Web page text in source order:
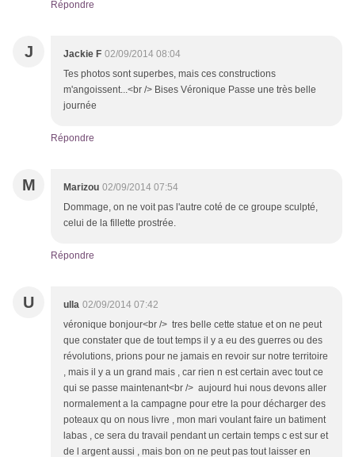
Répondre
J Jackie F 02/09/2014 08:04
Tes photos sont superbes, mais ces constructions
m'angoissent...<br /> Bises Véronique Passe une très belle
journée
Répondre
M Marizou 02/09/2014 07:54
Dommage, on ne voit pas l'autre coté de ce groupe sculpté,
celui de la fillette prostrée.
Répondre
U ulla 02/09/2014 07:42
véronique bonjour<br /> tres belle cette statue et on ne peut
que constater que de tout temps il y a eu des guerres ou des
révolutions, prions pour ne jamais en revoir sur notre territoire
, mais il y a un grand mais , car rien n est certain avec tout ce
qui se passe maintenant<br /> aujourd hui nous devons aller
normalement a la campagne pour etre la pour décharger des
poteaux qu on nous livre , mon mari voulant faire un batiment
labas , ce sera du travail pendant un certain temps c est sur et
de l argent aussi , mais bon on ne peut pas tout laisser en